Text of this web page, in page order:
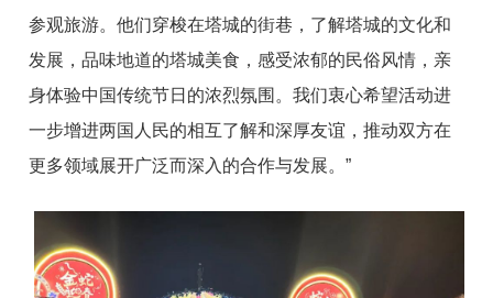
参观旅游。他们穿梭在塔城的街巷，了解塔城的文化和
发展，品味地道的塔城美食，感受浓郁的民俗风情，亲
身体验中国传统节日的浓烈氛围。我们衷心希望活动进
一步增进两国人民的相互了解和深厚友谊，推动双方在
更多领域展开广泛而深入的合作与发展。”